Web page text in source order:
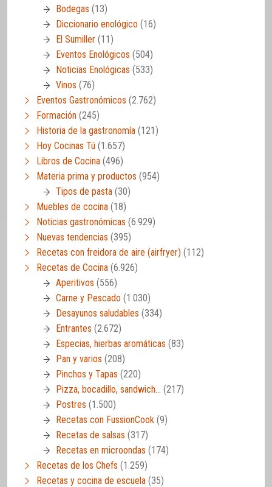
Bodegas (13)
Diccionario enológico (16)
El Sumiller (11)
Eventos Enológicos (504)
Noticias Enológicas (533)
Vinos (76)
Eventos Gastronómicos (2.762)
Formación (245)
Historia de la gastronomía (121)
Hoy Cocinas Tú (1.657)
Libros de Cocina (496)
Materia prima y productos (954)
Tipos de pasta (30)
Muebles de cocina (18)
Noticias gastronómicas (6.929)
Nuevas tendencias (395)
Recetas con freidora de aire (airfryer) (112)
Recetas de Cocina (6.926)
Aperitivos (556)
Carne y Pescado (1.030)
Desayunos saludables (334)
Entrantes (2.672)
Especias, hierbas aromáticas (83)
Pan y varios (208)
Pinchos y Tapas (220)
Pizza, bocadillo, sandwich… (217)
Postres (1.500)
Recetas con FussionCook (9)
Recetas de salsas (317)
Recetas en microondas (174)
Recetas de los Chefs (1.259)
Recetas y cocina de escuela (35)